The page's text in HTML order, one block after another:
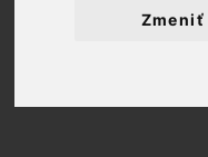
Zmeniť